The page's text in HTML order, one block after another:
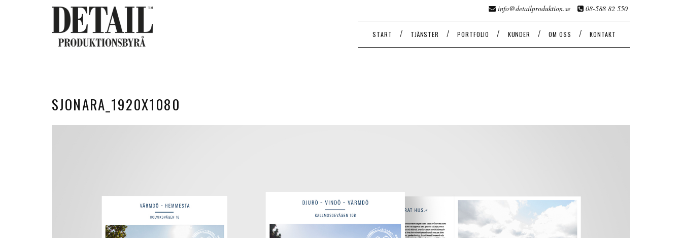
info@detailproduktion.se 08-588 82 550
START / TJÄNSTER / PORTFOLIO / KUNDER / OM OSS / KONTAKT
SJONARA_1920X1080